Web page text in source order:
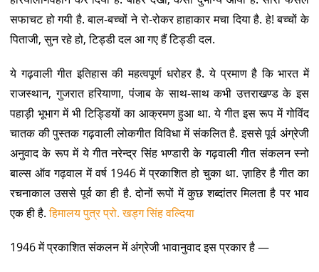
सफाचट हो गयी है. बाल-बच्चों ने रो-रोकर हाहाकार मचा दिया है. हे! बच्चों के
पिताजी, सुन रहे हो, टिड्डी दल आ गए हैं टिड्डी दल.
ये गढ़वाली गीत इतिहास की महत्वपूर्ण धरोहर है. ये प्रमाण है कि भारत में
राजस्थान, गुजरात हरियाणा, पंजाब के साथ-साथ कभी उत्तराखण्ड के इस
पहाड़ी भूभाग में भी टिड्डियों का आक्रमण हुआ था. ये गीत इस रूप में गोविंद
चातक की पुस्तक गढ़वाली लोकगीत विविधा में संकलित है. इससे पूर्व अंग्रेजी
अनुवाद के रूप में ये गीत नरेन्द्र सिंह भण्डारी के गढ़वाली गीत संकलन स्नो
बाल्स ऑव गढ़वाल में वर्ष 1946 में प्रकाशित हो चुका था. ज़़ाहिर है गीत का
रचनाकाल उससे पूर्व का ही है. दोनों रूपों में कुछ शब्दांतर मिलता है पर भाव
एक ही है.हिमालय पुत्र प्रो. खड्ग सिंह वल्दिया
1946 में प्रकाशित संकलन में अंग्रेजी भावानुवाद इस प्रकार है —